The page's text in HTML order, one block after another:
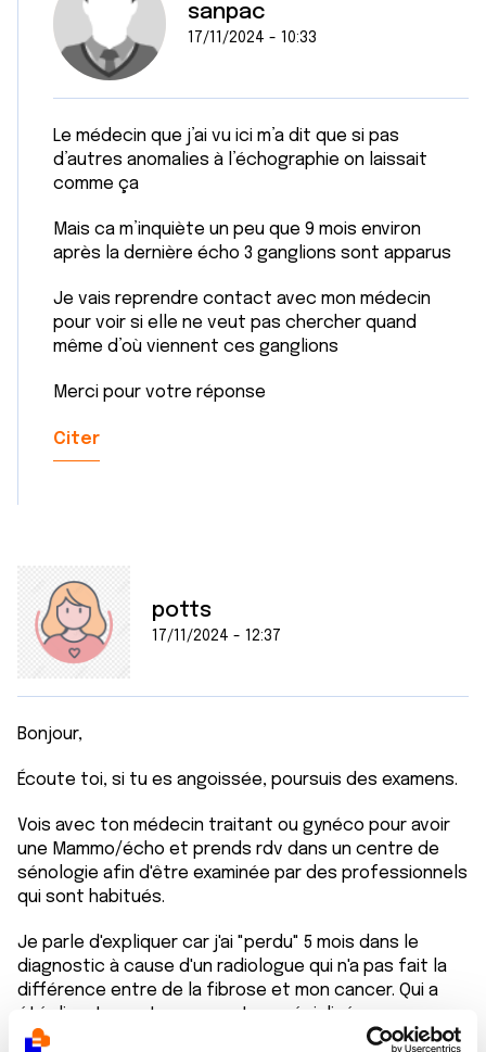
sanpac
17/11/2024 - 10:33
Le médecin que j’ai vu ici m’a dit que si pas
d’autres anomalies à l’échographie on laissait
comme ça
Mais ca m’inquiète un peu que 9 mois environ
après la dernière écho 3 ganglions sont apparus
Je vais reprendre contact avec mon médecin
pour voir si elle ne veut pas chercher quand
même d’où viennent ces ganglions
Merci pour votre réponse
Citer
potts
17/11/2024 - 12:37
Bonjour,
Écoute toi, si tu es angoissée, poursuis des examens.
Vois avec ton médecin traitant ou gynéco pour avoir
une Mammo/écho et prends rdv dans un centre de
sénologie afin d'être examinée par des professionnels
qui sont habitués.
Je parle d'expliquer car j'ai "perdu" 5 mois dans le
diagnostic à cause d'un radiologue qui n'a pas fait la
différence entre de la fibrose et mon cancer. Qui a
été directement vu au centre spécialisé.